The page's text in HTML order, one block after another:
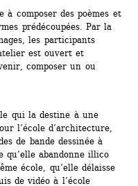
composer des poèmes et
prédécoupées. Par la
les participants
est ouvert et
composer un ou
qui la destine à une
l’école d’architecture,
de bande dessinée à
qu’elle abandonne illico
école, qu’elle délaisse
de vidéo à l’école